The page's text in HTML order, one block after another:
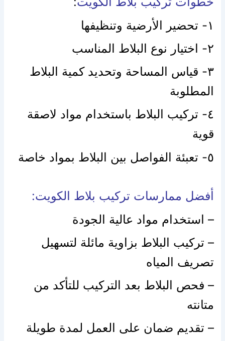
١- تحضير الأرضية وتنظيفها
٢- اختيار نوع البلاط المناسب
٣- قياس المساحة وتحديد كمية البلاط
المطلوبة
٤- تركيب البلاط باستخدام مواد لاصقة
قوية
٥- تعبئة الفواصل بين البلاط بمواد خاصة
أفضل ممارسات تركيب بلاط الكويت:
– استخدام مواد عالية الجودة
– تركيب البلاط بزاوية مائلة لتسهيل
تصريف المياه
– فحص البلاط بعد التركيب للتأكد من
متانته
– تقديم ضمان على العمل لمدة طويلة